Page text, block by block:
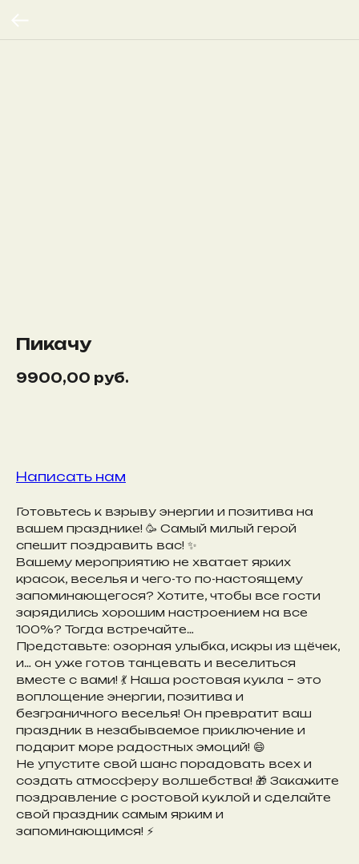
Пикачу
9900,00 руб.
Написать нам
Готовьтесь к взрыву энергии и позитива на
вашем празднике! 🥳 Самый милый герой
спешит поздравить вас! ✨
Вашему мероприятию не хватает ярких
красок, веселья и чего-то по-настоящему
запоминающегося? Хотите, чтобы все гости
зарядились хорошим настроением на все
100%? Тогда встречайте…
Представьте: озорная улыбка, искры из щёчек,
и… он уже готов танцевать и веселиться
вместе с вами! 💃 Наша ростовая кукла – это
воплощение энергии, позитива и
безграничного веселья! Он превратит ваш
праздник в незабываемое приключение и
подарит море радостных эмоций! 😄
Не упустите свой шанс порадовать всех и
создать атмосферу волшебства! 🎁 Закажите
поздравление с ростовой куклой и сделайте
свой праздник самым ярким и
запоминающимся! ⚡️